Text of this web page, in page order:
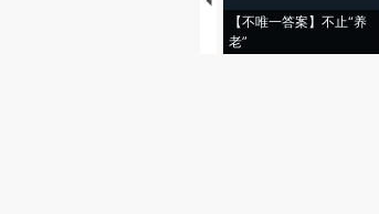
【不唯一答案】不止“养
老”